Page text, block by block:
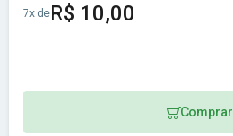
7x deR$ 10,00
Comprar